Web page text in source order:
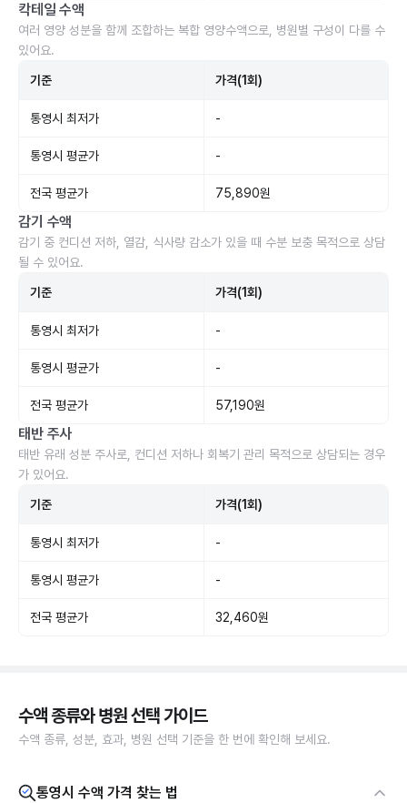
칵테일 수액
여러 영양 성분을 함께 조합하는 복합 영양수액으로, 병원별 구성이 다를 수
있어요.
기준 가격(1회)
통영시 최저가 -
통영시 평균가 -
전국 평균가 75,890원
감기 수액
감기 중 컨디션 저하, 열감, 식사량 감소가 있을 때 수분 보충 목적으로 상담
될 수 있어요.
기준 가격(1회)
통영시 최저가 -
통영시 평균가 -
전국 평균가 57,190원
태반 주사
태반 유래 성분 주사로, 컨디션 저하나 회복기 관리 목적으로 상담되는 경우
가 있어요.
기준 가격(1회)
통영시 최저가 -
통영시 평균가 -
전국 평균가 32,460원
수액 종류와 병원 선택 가이드
수액 종류, 성분, 효과, 병원 선택 기준을 한 번에 확인해 보세요.
통영시 수액 가격 찾는 법